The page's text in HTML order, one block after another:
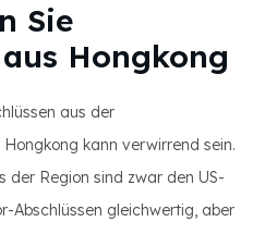
Sie
Hongkong
aus der
kann verwirrend sein.
der Region sind zwar den US-
Abschlüssen gleichwertig, aber